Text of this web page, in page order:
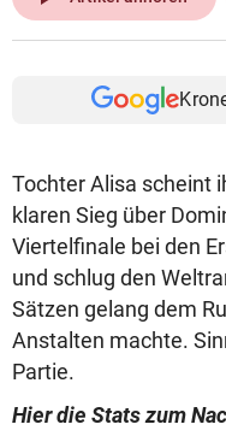
Tochter Alisa scheint
klaren Sieg über
Viertelfinale bei den
und schlug den
Sätzen gelang dem
Anstalten machte.
Partie.
Hier die Stats zum